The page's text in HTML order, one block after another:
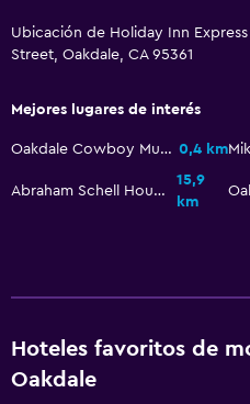
Salud y seguridad
Limpieza diaria
Secador de pelo
Papel higiénico
Ubicación de Holiday Inn
Street, Oakdale, CA 95361
Mejores lugares de interés
Oakdale Cowboy Museum 0,4 km
Abraham Schell House
15,9
km
Hoteles favoritos de
Oakdale